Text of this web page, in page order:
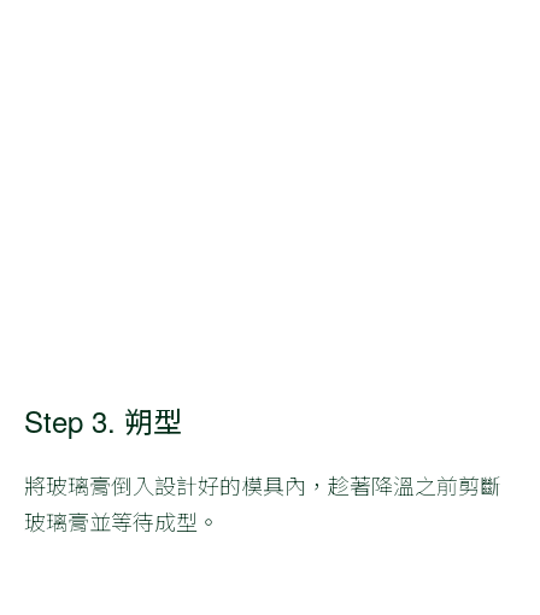
Step 3. 朔型
將玻璃膏倒入設計好的模具內，趁著降溫之前剪斷
玻璃膏並等待成型。